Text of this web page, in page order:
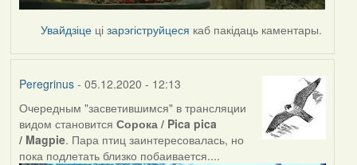
Увайдзіце цізарэгіструйцеся каб пакідаць каментары.
Peregrinus- 05.12.2020 - 12:13
Очередным "засветившимся" в трансляции
видом становится Сорока / Pica pica
/ Magpie. Пара птиц заинтересовалась, но
пока подлетать близко побаивается....